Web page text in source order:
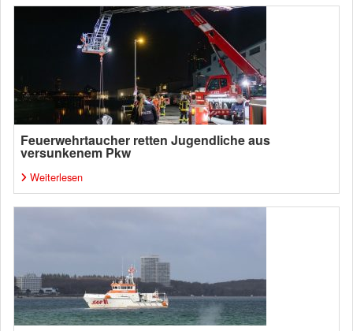
Feuerwehrtaucher retten Jugendliche aus
versunkenem Pkw
Weiterlesen